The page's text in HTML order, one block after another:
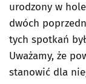
urodzony w
dwóch
tych spotkań
Uważamy, że
stanowić dla